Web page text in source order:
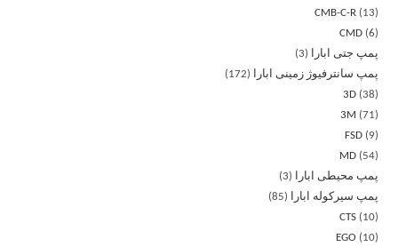
CMB-C-R
13
CMD 6
پمپ جتی ابارا
3
پمپ سانترفیوژ زمینی ابارا
172
3D 38
3M
71
FSD
9
MD
54
پمپ محیطی ابارا
3
پمپ سیرکوله ابارا
85
CTS
10
EGO
10